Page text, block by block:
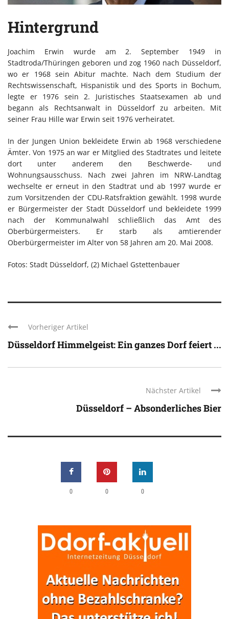
Hintergrund
Joachim Erwin wurde am 2. September 1949 in
Stadtroda/Thüringen geboren und zog 1960 nach Düsseldorf,
wo er 1968 sein Abitur machte. Nach dem Studium der
Rechtswissenschaft, Hispanistik und des Sports in Bochum,
legte er 1976 sein 2. Juristisches Staatsexamen ab und
begann als Rechtsanwalt in Düsseldorf zu arbeiten. Mit
seiner Frau Hille war Erwin seit 1976 verheiratet.
In der Jungen Union bekleidete Erwin ab 1968 verschiedene
Ämter. Von 1975 an war er Mitglied des Stadtrates und leitete
dort unter anderem den Beschwerde- und
Wohnungsausschuss. Nach zwei Jahren im NRW-Landtag
wechselte er erneut in den Stadtrat und ab 1997 wurde er
zum Vorsitzenden der CDU-Ratsfraktion gewählt. 1998 wurde
er Bürgermeister der Stadt Düsseldorf und bekleidete 1999
nach der Kommunalwahl schließlich das Amt des
Oberbürgermeisters. Er starb als amtierender
Oberbürgermeister im Alter von 58 Jahren am 20. Mai 2008.
Fotos: Stadt Düsseldorf, (2) Michael Gstettenbauer
Vorheriger Artikel
Düsseldorf Himmelgeist: Ein ganzes Dorf feiert ...
Nächster Artikel
Düsseldorf – Absonderliches Bier
0 0 0